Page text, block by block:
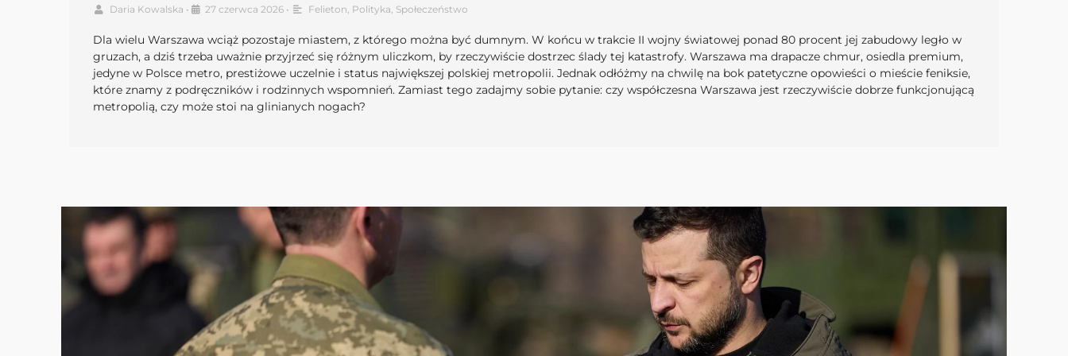
Daria Kowalska • 27 czerwca 2026 • Felieton Polityka Społeczeństwo
Dla wielu Warszawa wciąż pozostaje miastem, z którego można być dumnym. W końcu w trakcie II wojny światowej ponad 80 procent jej zabudowy legło w
gruzach, a dziś trzeba uważnie przyjrzeć się różnym uliczkom, by rzeczywiście dostrzec ślady tej katastrofy. Warszawa ma drapacze chmur, osiedla premium,
jedyne w Polsce metro, prestiżowe uczelnie i status największej polskiej metropolii. Jednak odłóżmy na chwilę na bok patetyczne opowieści o mieście feniksie,
które znamy z podręczników i rodzinnych wspomnień. Zamiast tego zadajmy sobie pytanie: czy współczesna Warszawa jest rzeczywiście dobrze funkcjonującą
metropolią, czy może stoi na glinianych nogach?